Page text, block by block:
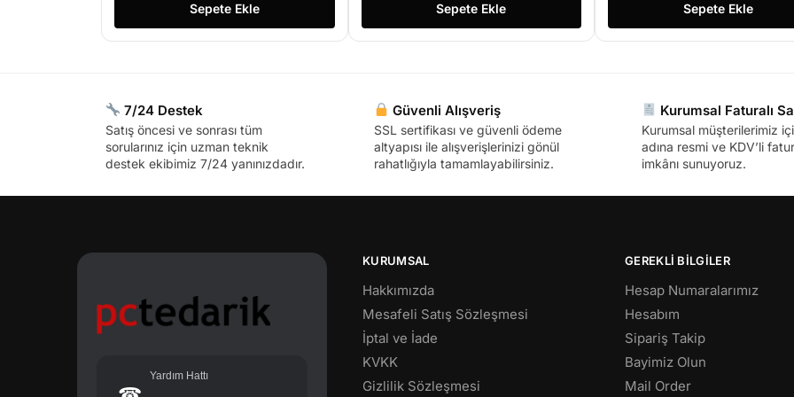
Sepete Ekle Sepete Ekle Sepete Ekle
7/24 Destek
Satış öncesi ve sonrası tüm
sorularınız için uzman teknik
destek ekibimiz 7/24 yanınızdadır.
Güvenli Alışveriş
SSL sertifikası ve güvenli ödeme
altyapısı ile alışverişlerinizi gönül
rahatlığıyla tamamlayabilirsiniz.
Kurumsal Faturalı
Kurumsal müşterilerimiz
adına resmi ve KDV’li
imkânı sunuyoruz.
Yardım Hattı
KURUMSAL
Hakkımızda
Mesafeli Satış Sözleşmesi
İptal ve İade
KVKK
Gizlilik Sözleşmesi
GEREKLİ BİLGİLER
Hesap Numaralarımız
Hesabım
Sipariş Takip
Bayimiz Olun
Mail Order